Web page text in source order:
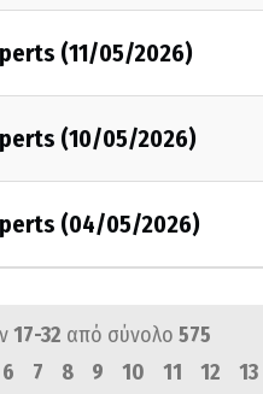
(11/05/2026)
(10/05/2026)
(04/05/2026)
17-32 από σύνολο 575
6 7 8 9 10 11 12 13